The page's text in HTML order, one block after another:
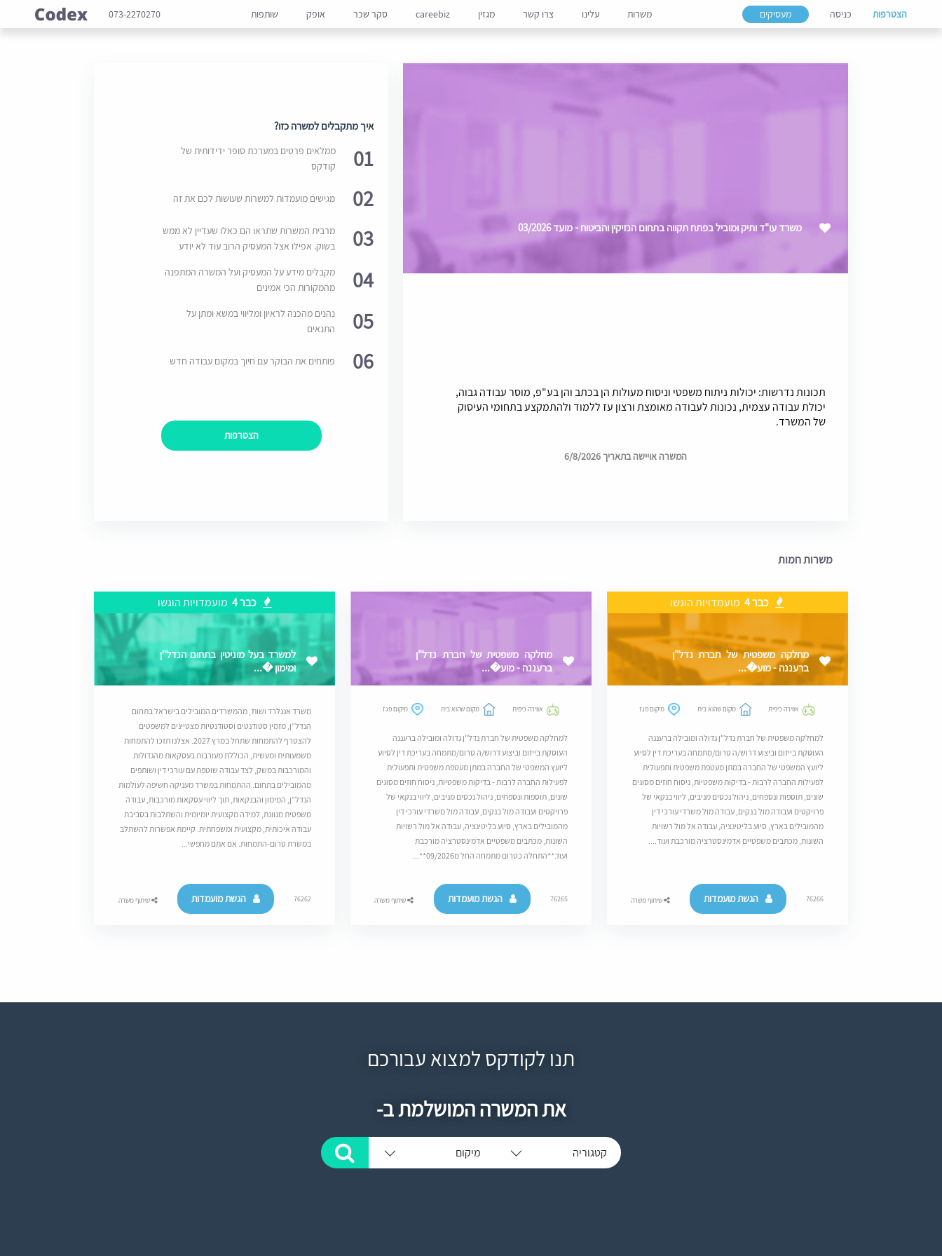
הצטרפות כניסה מעסיקים משרות עלינו צרו קשר מגזין careebiz סקר שכר אופק שותפות 073-2270270
משרד עו"ד ותיק ומוביל בפתח תקווה בתחום הנזיקין והביטוח - מועד 03/2026
תכונות נדרשות: יכולות ניתוח משפטי וניסוח מעולות הן בכתב והן בע"פ, מוסר עבודה גבוה,
יכולת עבודה עצמית, נכונות לעבודה מאומצת ורצון עז ללמוד ולהתמקצע בתחומי העיסוק
של המשרד.
המשרה אויישה בתאריך 6/8/2026
איך מתקבלים למשרה כזו?
01
ממלאים פרטים במערכת סופר ידידותית של
קודקס
02 מגישים מועמדות למשרות שעושות לכם את זה
03
מרבית המשרות שתראו הם כאלו שעדיין לא ממש
בשוק. אפילו אצל המעסיק הרוב עוד לא יודע
04
מקבלים מידע על המעסיק ועל המשרה המתפנה
מהמקורות הכי אמינים
05
נהנים מהכנה לראיון ומליווי במשא ומתן על
התנאים
06 פותחים את הבוקר עם חיוך במקום עבודה חדש
הצטרפות
משרות חמות
כבר 4 מועמדויות הוגשו
מחלקה משפטית של חברת נדל"ן
ברעננה - מוע�...
אווירה כיפית מקום שהוא בית מיקום פגז
למחלקה משפטית של חברת נדל"ן גדולה ומובילה ברעננה
העוסקת בייזום וביצוע דרוש/ה טרום/מתמחה בעריכת דין לסיוע
ליועץ המשפטי של החברה במתן מעטפת משפטית ותפעולית
לפעילות החברה לרבות - בדיקות משפטיות, ניסוח חוזים מסוגים
שונים, תוספות ונספחים, ניהול נכסים מניבים, ליווי בנקאי של
פרויקטים ועבודה מול בנקים, עבודה מול משרדי עורכי דין
מהמובילים בארץ, סיוע בליטיגציה, עבודה אל מול רשויות
השונות, מכתבים משפטיים אדמינסטרציה מורכבת ועוד....
76266 הגשת מועמדות שיתוף משרה
מחלקה משפטית של חברת נדל"ן
ברעננה - מוע�...
אווירה כיפית מקום שהוא בית מיקום פגז
למחלקה משפטית של חברת נדל"ן גדולה ומובילה ברעננה
העוסקת בייזום וביצוע דרוש/ה טרום/מתמחה בעריכת דין לסיוע
ליועץ המשפטי של החברה במתן מעטפת משפטית ותפעולית
לפעילות החברה לרבות - בדיקות משפטיות, ניסוח חוזים מסוגים
שונים, תוספות ונספחים, ניהול נכסים מניבים, ליווי בנקאי של
פרויקטים ועבודה מול בנקים, עבודה מול משרדי עורכי דין
מהמובילים בארץ, סיוע בליטיגציה, עבודה אל מול רשויות
השונות, מכתבים משפטיים אדמינסטרציה מורכבת
ועוד.**התחלה כטרום מתמחה החל מ09/2026**...
76265 הגשת מועמדות שיתוף משרה
כבר 4 מועמדויות הוגשו
למשרד בעל מוניטין בתחום הנדל"ן
ומימון �...
משרד אנגלרד ושות’, מהמשרדים המובילים בישראל בתחום
הנדל”ן, מזמין סטודנטים וסטודנטיות מצטיינים למשפטים
להצטרף להתמחות שתחל במרץ 2027. אצלנו תזכו להתמחות
משמעותית ומעשית, הכוללת מעורבות בעסקאות מהגדולות
והמורכבות במשק, לצד עבודה שוטפת עם עורכי דין ושותפים
מהמובילים בתחום. ההתמחות במשרד מעניקה חשיפה לעולמות
הנדל”ן, המימון והבנקאות, תוך ליווי עסקאות מורכבות, עבודה
משפטית מגוונת, למידה מקצועית יומיומית והשתלבות בסביבת
עבודה איכותית, מקצועית ומשפחתית. קיימת אפשרות להשתלב
במשרת טרום-התמחות. אם אתם מחפשי...
76262 הגשת מועמדות שיתוף משרה
תנו לקודקס למצוא עבורכם
את המשרה המושלמת ב-
קטגוריה מיקום